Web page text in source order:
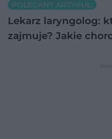
POLECANY ARTYKUŁ:
Lekarz laryngolog:
zajmuje? Jakie